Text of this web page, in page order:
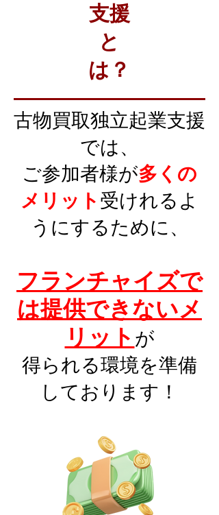
支援
と
は？
古物買取独立起業支援
では、
ご参加者様が多くの
メリット 受けれるよ
うにするために、
フランチャイズで
は提供できないメ
リット が
得られる環境を準備
しております！